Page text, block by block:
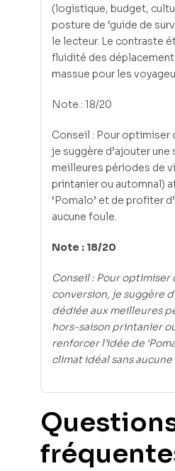
(logistique, budget,
posture de ‘guide de
le lecteur. Le contraste
fluidité des
massue pour les
Note : 18/20
Conseil : Pour optimiser
je suggère d’ajouter
meilleures périodes de
printanier ou automnal)
‘Pomalo’ et de profiter
aucune foule.
Note : 18/20
Conseil : Pour optimiser
conversion, je suggère
dédiée aux meilleures
hors-saison printanier
renforcer l’idée de
climat idéal sans aucune